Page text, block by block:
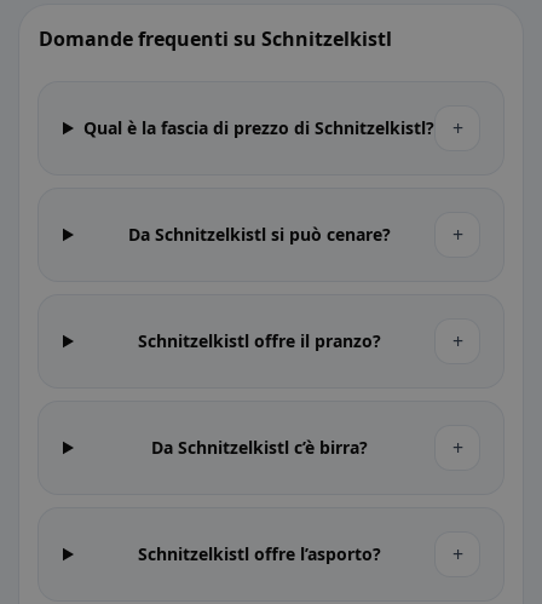
Domande frequenti su Schnitzelkistl
Qual è la fascia di prezzo di Schnitzelkistl? +
Da Schnitzelkistl si può cenare? +
Schnitzelkistl offre il pranzo? +
Da Schnitzelkistl c’è birra? +
Schnitzelkistl offre l’asporto? +